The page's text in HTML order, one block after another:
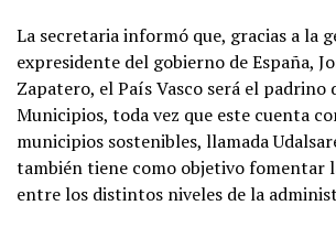
La secretaria informó que, gracias a la
expresidente del gobierno de España,
Zapatero, el País Vasco será el padrino
Municipios, toda vez que este cuenta
municipios sostenibles, llamada
también tiene como objetivo fomentar
entre los distintos niveles de la